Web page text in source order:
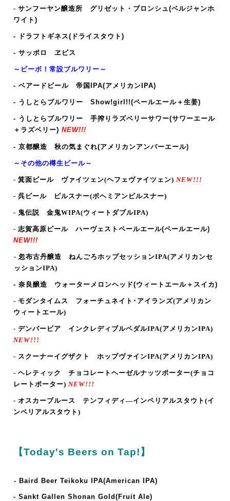
- サンフーヤン醸造所 グリゼット・ブロンシュ(ベルジャンホ
ワイト)
- ドラフトギネス(ドライスタウト)
- サッポロ ヱビス
～ビーボ！常設ブルワリー～
- ベアードビール 帝国IPA(アメリカンIPA)
- うしとらブルワリー Show!girl!!(ペールエール＋生姜)
- うしとらブルワリー 手搾りラズベリーサワー(サワーエール
＋ラズベリー) NEW!!!
- 京都醸造 秋の気まぐれ(アメリカンアンバーエール)
～その他の樽生ビール～
- 箕面ビール ヴァイツェン(ヘフェヴァイツェン) NEW!!!
- 呉ビール ピルスナー(ボヘミアンピルスナー)
- 鬼伝説 金鬼WIPA(ウィートダブルIPA)
- 志賀高原ビール ハーヴェストペールエール(ペールエール)
NEW!!!
- 忽布古丹醸造 ねんごろホップセッションIPA(アメリカンセ
ッションIPA)
- 奈良醸造 ウォーターメロンヘッド(ウィートエール＋スイカ)
- モダンタイムス フォーチュネイト･アイランズ(アメリカン
ウィートエール)
- デンバービア インクレディブルペダルIPA(アメリカンIPA)
NEW!!!
- スクーナーイグザクト ホップヴァインIPA(アメリカンIPA)
- ヘレティック チョコレートヘーゼルナッツポーター(チョコ
レートポーター) NEW!!!
- オスカーブルース テンフィディ―インペリアルスタウト (イ
ンペリアルスタウト)
【Today's Beers on Tap!】
- Baird Beer Teikoku IPA(American IPA)
- Sankt Gallen Shonan Gold(Fruit Ale)